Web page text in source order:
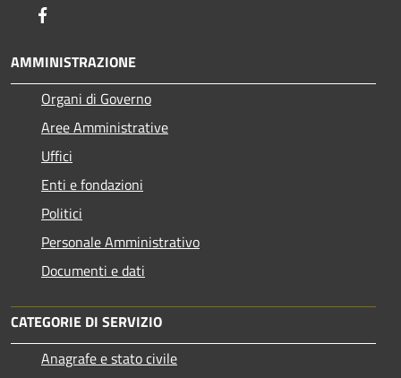
AMMINISTRAZIONE
Organi di Governo
Aree Amministrative
Uffici
Enti e fondazioni
Politici
Personale Amministrativo
Documenti e dati
CATEGORIE DI SERVIZIO
Anagrafe e stato civile